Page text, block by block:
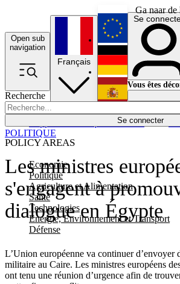
Ga naar
Open sub
navigation
Recherche
Se connecter
POLICY AREAS
Economie
Politique
Agriculture et Alimentation
Santé
Technologies
Energie, Environnement et Transport
Défense
Économie
Français
English
Deutsch
Español
Se
Vous êtes
Les ministres
s'engagent à
dialogue en Égypte
L’Union européenne va continuer d’envoyer
militaire au Caire. Les ministres européens
ont tenu une réunion d’urgence afin de
POLITIQUE